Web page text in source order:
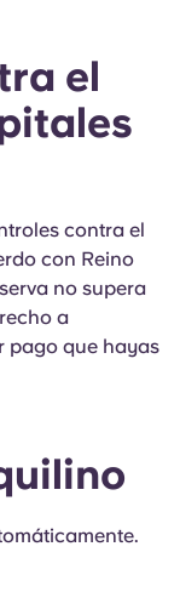
el
contra el
con Reino
no supera
a
pago que hayas